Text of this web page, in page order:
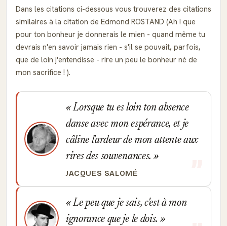
Dans les citations ci-dessous vous trouverez des citations
similaires à la citation de Edmond ROSTAND (Ah ! que
pour ton bonheur je donnerais le mien - quand même tu
devrais n'en savoir jamais rien - s'il se pouvait, parfois,
que de loin j'entendisse - rire un peu le bonheur né de
mon sacrifice ! ).
Lorsque tu es loin ton absence
danse avec mon espérance, et je
câline l'ardeur de mon attente aux
rires des souvenances.
JACQUES SALOMÉ
Le peu que je sais, c'est à mon
ignorance que je le dois.